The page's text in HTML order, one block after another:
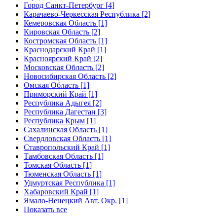
Город Санкт-Петербург [4]
Карачаево-Черкесская Республика [2]
Кемеровская Область [1]
Кировская Область [2]
Костромская Область [1]
Краснодарский Край [1]
Красноярский Край [2]
Московская Область [2]
Новосибирская Область [2]
Омская Область [1]
Приморский Край [1]
Республика Адыгея [2]
Республика Дагестан [3]
Республика Крым [1]
Сахалинская Область [1]
Свердловская Область [1]
Ставропольский Край [1]
Тамбовская Область [1]
Томская Область [1]
Тюменская Область [1]
Удмуртская Республика [1]
Хабаровский Край [1]
Ямало-Ненецкий Авт. Окр. [1]
Показать все